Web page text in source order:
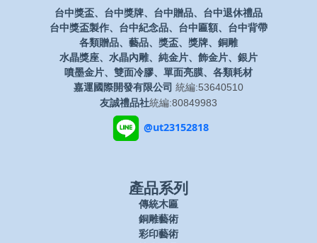
台中獎盃、台中獎牌、台中贈品、台中退休禮品
台中獎盃製作、台中紀念品、台中匾額、台中背帶
各類贈品、藝品、獎盃、獎牌、銅雕
水晶獎座、水晶內雕、純金片、飾金片、銀片
噴墨金片、雙面冷膠、單面亮膜、各類耗材
嘉運國際開發有限公司 統編:53640510
友誠禮品社統編:80849983
@ut23152818
產品系列
傳統木匾
銅雕藝術
彩印藝術